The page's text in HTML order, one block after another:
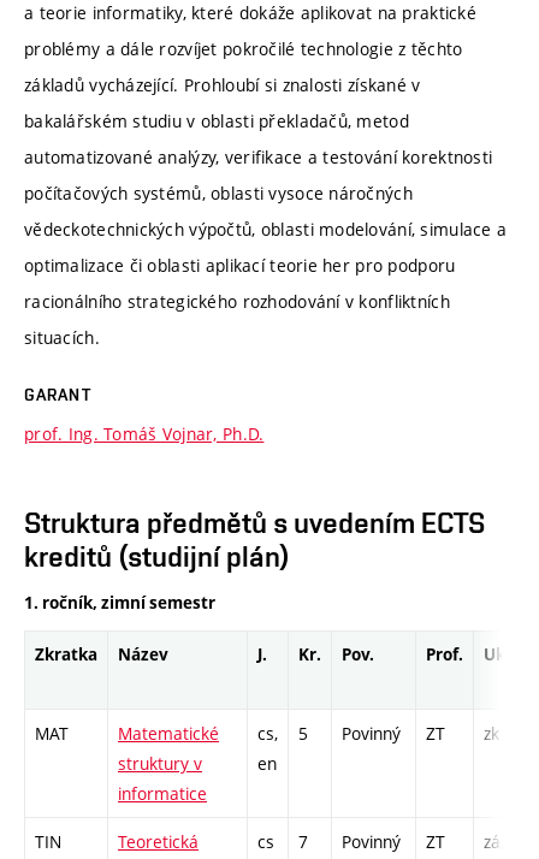
a teorie informatiky, které dokáže aplikovat na praktické
problémy a dále rozvíjet pokročilé technologie z těchto
základů vycházející. Prohloubí si znalosti získané v
bakalářském studiu v oblasti překladačů, metod
automatizované analýzy, verifikace a testování korektnosti
počítačových systémů, oblasti vysoce náročných
vědeckotechnických výpočtů, oblasti modelování, simulace a
optimalizace či oblasti aplikací teorie her pro podporu
racionálního strategického rozhodování v konfliktních
situacích.
GARANT
prof. Ing. Tomáš Vojnar, Ph.D.
Struktura předmětů s uvedením ECTS
kreditů (studijní plán)
1. ročník, zimní semestr
Zkratka Název J. Kr. Pov. Prof. Uk.
MAT
Matematické
struktury v
informatice
cs,
en
5 Povinný ZT zk
TIN
Teoretická
cs 7 Povinný ZT zá,zk